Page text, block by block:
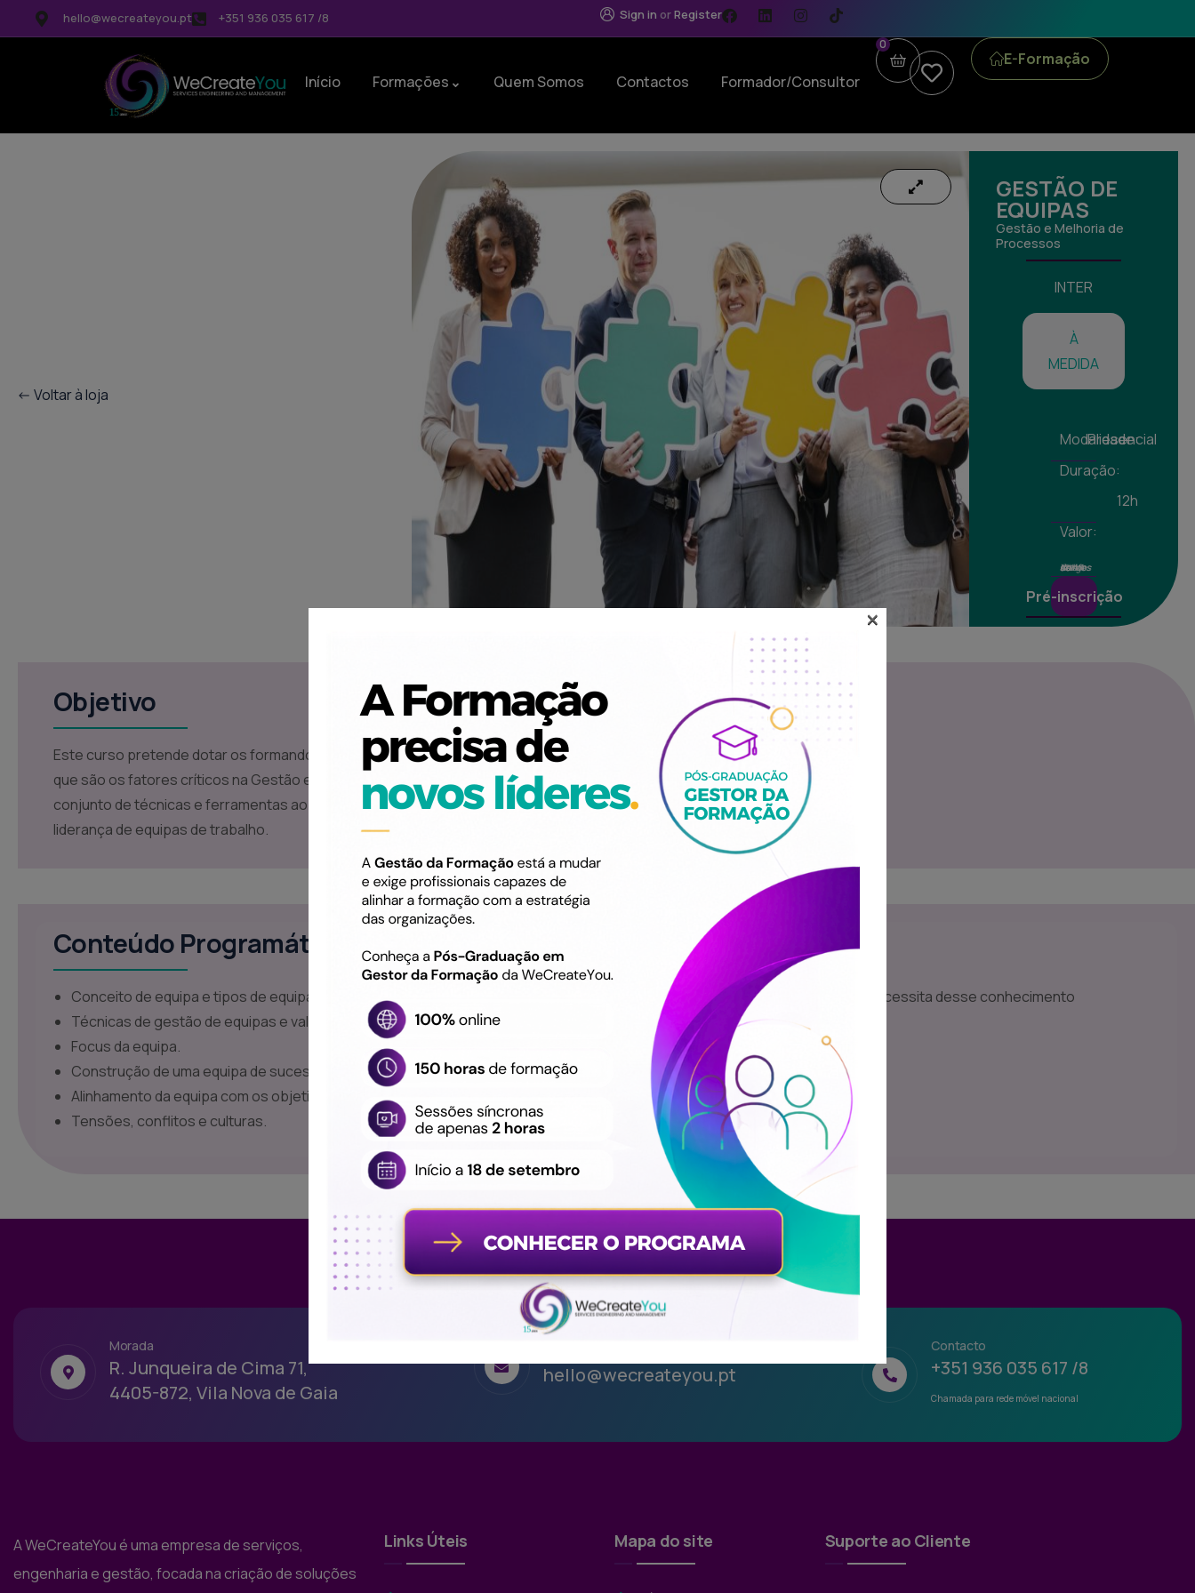
hello@wecreateyou.pt +351 936 035 617 /8 Sign in orRegister
Início Formações Quem Somos Contactos Formador/Consultor
0
E-Formação
<- Voltar à loja
GESTÃO DE
EQUIPAS
Gestão e Melhoria de
Processos
INTER
À
MEDIDA
Modalidade:
Presencial
Duração:
12h
Valor:
Valores isentos de IVA ao abrigo do art. 9º do CIVA
Pré-inscrição
Objetivo
Este curso pretende dotar os formandos dos conhecimentos e competências
que são os fatores críticos na Gestão e Motivação de Equipas, adotando um
conjunto de técnicas e ferramentas ao nível do planeamento, monitorização e
liderança de equipas de trabalho.
Descrição
Conteúdo Programático
Conceito de equipa e tipos de equipas.
Técnicas de gestão de equipas e valorização de sinergias.
Focus da equipa.
Construção de uma equipa de sucesso.
Alinhamento da equipa com os objetivos da organização.
Tensões, conflitos e culturas.
Destinatários
Formação destinada ao público que necessita desse conhecimento
Morada
R. Junqueira de Cima 71,
4405-872, Vila Nova de Gaia
hello@wecreateyou.pt
Contacto
+351 936 035 617 /8
Chamada para rede móvel nacional
A WeCreateYou é uma empresa de serviços,
engenharia e gestão, focada na criação de soluções
Links Úteis Mapa do site Suporte ao Cliente
×